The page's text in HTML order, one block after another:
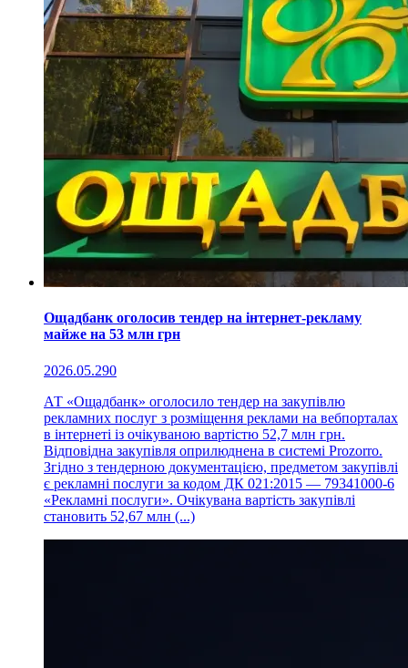
Ощадбанк оголосив тендер на інтернет-рекламу
майже на 53 млн грн
2026.05.290
АТ «Ощадбанк» оголосило тендер на закупівлю
рекламних послуг з розміщення реклами на вебпорталах
в інтернеті із очікуваною вартістю 52,7 млн грн.
Відповідна закупівля оприлюднена в системі Prozorro.
Згідно з тендерною документацією, предметом закупівлі
є рекламні послуги за кодом ДК 021:2015 — 79341000-6
«Рекламні послуги». Очікувана вартість закупівлі
становить 52,67 млн (...)